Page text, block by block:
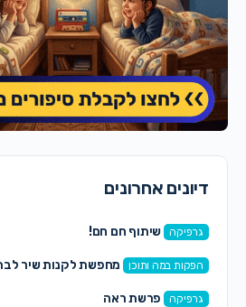
דיונים אחרונים
גרפיקה שיתוף חם חם!
הפקות במה ותוכן מחפשת לקנות שיר
גרפיקה פרשת ראה